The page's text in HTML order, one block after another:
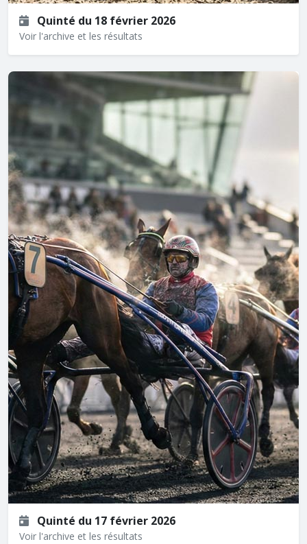
Quinté du 18 février 2026
Voir l'archive et les résultats
Quinté du 17 février 2026
Voir l'archive et les résultats